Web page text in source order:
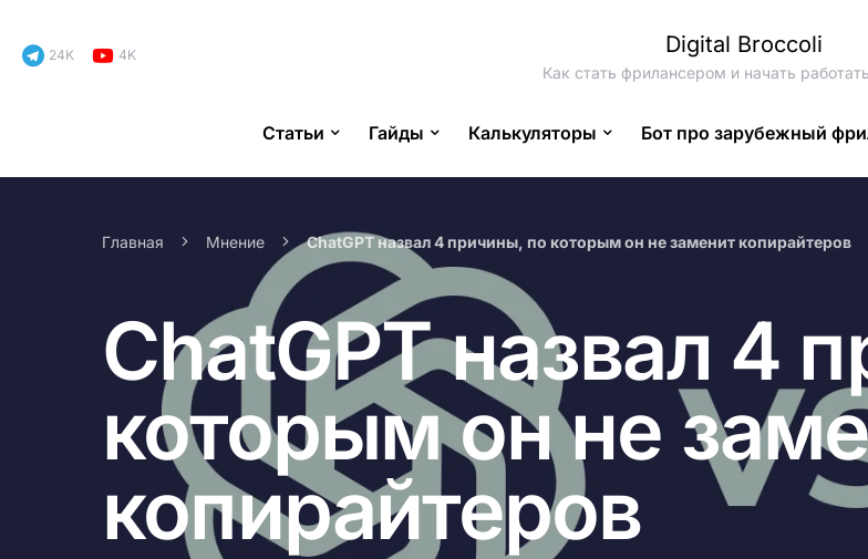
24K 4K Digital Broccoli
Как стать фрилансером и начать
Статьи Гайды Калькуляторы Бот про зарубежный
Главная Мнение ChatGPT назвал 4 причины, по которым он не заменит копирайтеров
ChatGPT назвал 4
которым он не
копирайтеров